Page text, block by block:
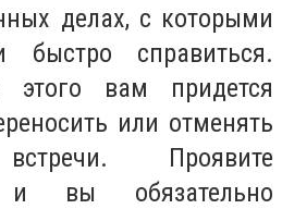
делах, с которыми
быстро справиться.
этого вам придется
или отменять
Проявите
и вы обязательно